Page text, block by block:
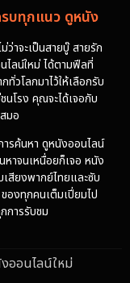
บทุกแนว ดูหนัง
ว่าจะเป็นสายบู๊ สายรัก
ไลน์ใหม่ ได้ตามฟีลที่
วโลกมาไว้ให้เลือกรับ
นโรง คุณจะได้เจอกับ
มอ
ารค้นหา ดูหนังออนไลน์
หาจนเหนื่อยก็เจอ หนัง
สียงพากย์ไทยและซับ
องทุกคนเต็มเปี่ยมไป
การรับชม
อนไลน์ใหม่